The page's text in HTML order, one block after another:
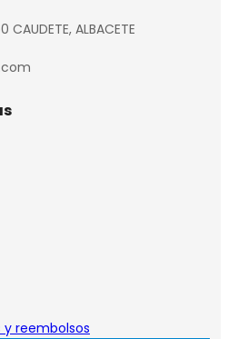
ALBACETE
reembolsos